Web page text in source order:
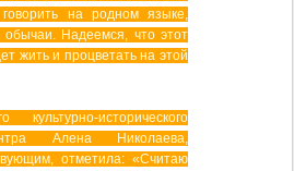
говорить на родном языке,
Надеемся, что этот
жить и процветать на этой
культурно-исторического
Алена Николаева,
отметила: «Считаю